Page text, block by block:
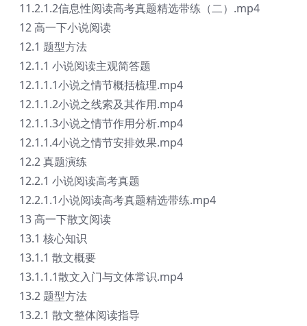
11.2.1.2信息性阅读高考真题精选带练（二）.mp4
12 高一下小说阅读
12.1 题型方法
12.1.1 小说阅读主观简答题
12.1.1.1小说之情节概括梳理.mp4
12.1.1.2小说之线索及其作用.mp4
12.1.1.3小说之情节作用分析.mp4
12.1.1.4小说之情节安排效果.mp4
12.2 真题演练
12.2.1 小说阅读高考真题
12.2.1.1小说阅读高考真题精选带练.mp4
13 高一下散文阅读
13.1 核心知识
13.1.1 散文概要
13.1.1.1散文入门与文体常识.mp4
13.2 题型方法
13.2.1 散文整体阅读指导